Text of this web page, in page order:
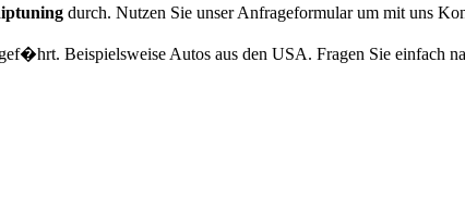
durch. Nutzen Sie unser Anfrageformular um mit uns
Beispielsweise Autos aus den USA. Fragen Sie einfach